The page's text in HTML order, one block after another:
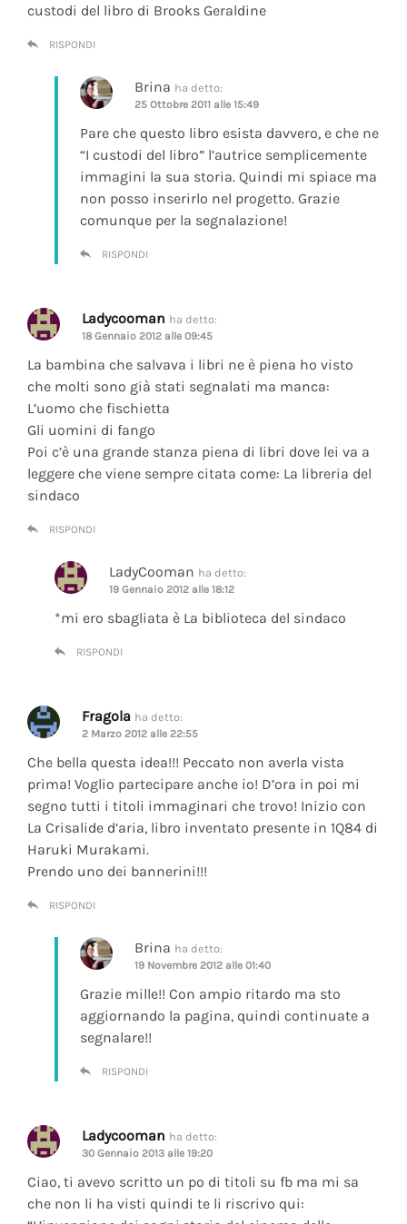
custodi del libro di Brooks Geraldine
RISPONDI
Brina ha detto:
25 Ottobre 2011 alle 15:49
Pare che questo libro esista davvero, e che ne
“I custodi del libro” l’autrice semplicemente
immagini la sua storia. Quindi mi spiace ma
non posso inserirlo nel progetto. Grazie
comunque per la segnalazione!
RISPONDI
Ladycooman ha detto:
18 Gennaio 2012 alle 09:45
La bambina che salvava i libri ne è piena ho visto
che molti sono già stati segnalati ma manca:
L’uomo che fischietta
Gli uomini di fango
Poi c’è una grande stanza piena di libri dove lei va a
leggere che viene sempre citata come: La libreria del
sindaco
RISPONDI
LadyCooman ha detto:
19 Gennaio 2012 alle 18:12
*mi ero sbagliata è La biblioteca del sindaco
RISPONDI
Fragola ha detto:
2 Marzo 2012 alle 22:55
Che bella questa idea!!! Peccato non averla vista
prima! Voglio partecipare anche io! D’ora in poi mi
segno tutti i titoli immaginari che trovo! Inizio con
La Crisalide d’aria, libro inventato presente in 1Q84 di
Haruki Murakami.
Prendo uno dei bannerini!!!
RISPONDI
Brina ha detto:
19 Novembre 2012 alle 01:40
Grazie mille!! Con ampio ritardo ma sto
aggiornando la pagina, quindi continuate a
segnalare!!
RISPONDI
Ladycooman ha detto:
30 Gennaio 2013 alle 19:20
Ciao, ti avevo scritto un po di titoli su fb ma mi sa
che non li ha visti quindi te li riscrivo qui: